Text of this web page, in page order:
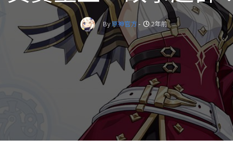
By原神官方- 2年前